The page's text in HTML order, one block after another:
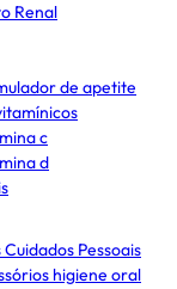
Renal
de apetite
c
d
Pessoais
higiene oral